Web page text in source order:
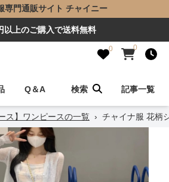
専門通販サイト チャイニー
以上のご購入で送料無料
0 0
Q＆A 検索 記事一覧
ス】ワンピースの一覧 › チャイナ服 花柄